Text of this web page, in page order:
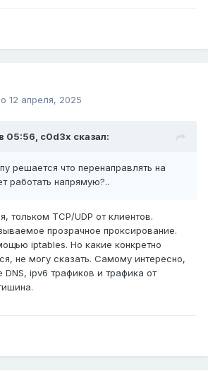
517 B· 4 загрузки
12 апреля, 2025
05:56, c0d3x сказал:
решается что перенаправлять на
работать напрямую?..
тольком TCP/UDP от клиентов.
прозрачное проксирование.
iptables. Но какие конкретно
не могу сказать. Самому интересно,
ipv6 трафиков и трафика от